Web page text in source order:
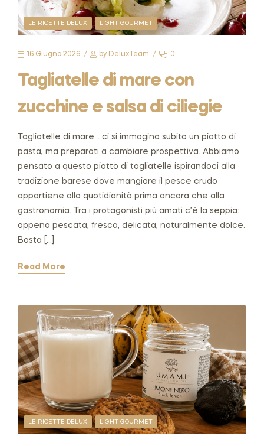
LE RICETTE DELUX LIGHT GOURMET
16 Giugno 2026 by DeluxTeam 0
Tagliatelle di mare con
zucchine e salsa di ciliegie
Tagliatelle di mare… ci si immagina subito un piatto di
pasta, ma preparati a cambiare prospettiva. Abbiamo
pensato a questo piatto di tagliatelle ispirandoci alla
tradizione barese dove mangiare il pesce crudo
appartiene alla quotidianità prima ancora che alla
gastronomia. Tra i protagonisti più amati c’è la seppia:
appena pescata, fresca, delicata, naturalmente dolce.
Basta […]
Read More
LE RICETTE DELUX LIGHT GOURMET